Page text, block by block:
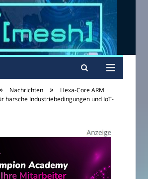
Nachrichten »
Hexa-Core ARM
harsche Industriebedingungen und IoT-